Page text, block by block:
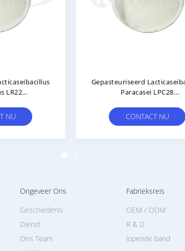
Postbiotische Gummies
Gepasteuriseerde Probiotische
Ongeveer Ons
Geschiedenis
Dienst
Ons Team
Fabrieksreis
lopende band
OEM / ODM
R & D